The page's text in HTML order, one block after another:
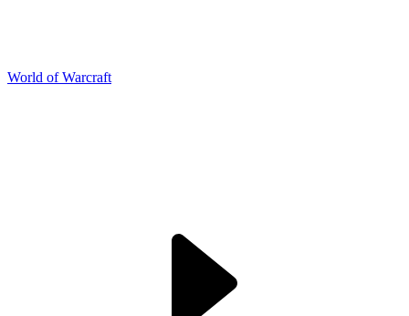
World of Warcraft